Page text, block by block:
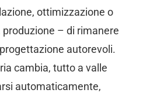
ottimizzazione o
– di rimanere
autorevoli.
cambia, tutto a valle
automaticamente,